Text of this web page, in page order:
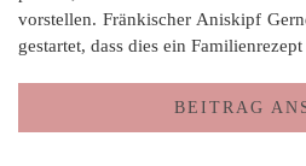
vorstellen. Fränkischer Aniskipf
gestartet, dass dies ein
BEITRAG